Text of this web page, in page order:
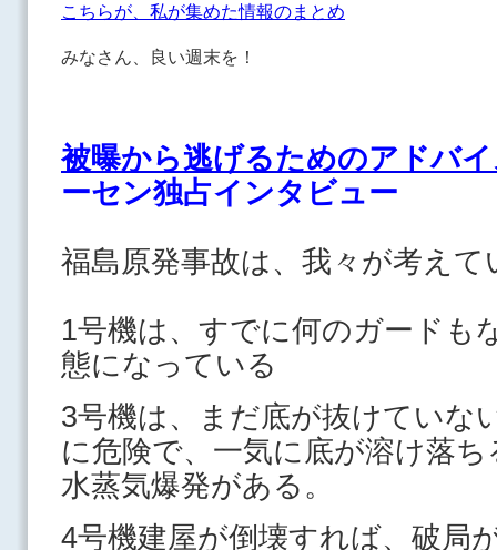
こちらが、私が集めた情報のまとめ
みなさん、良い週末を！
被曝から逃げるためのアドバ
ーセン独占インタビュー
福島原発事故は、我々が考え
1号機は、すでに何のガードも
態になっている
3号機は、まだ底が抜けていな
に危険で、一気に底が溶け落
水蒸気爆発がある。
4号機建屋が倒壊すれば、破局